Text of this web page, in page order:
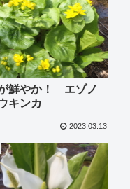
鮮やか！ エゾノ
キンカ
2023.03.13